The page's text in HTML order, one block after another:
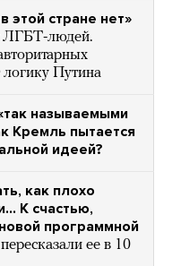
этой стране нет»
ЛГБТ-людей.
Путина
называемыми
Кремль пытается
идеей?
как плохо
К счастью,
программной
ее в 10